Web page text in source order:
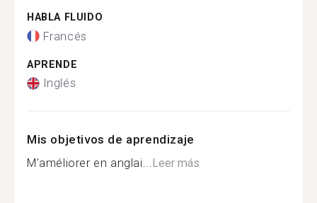
HABLA FLUIDO
Francés
APRENDE
Inglés
Mis objetivos de aprendizaje
M'améliorer en anglai...Leer más